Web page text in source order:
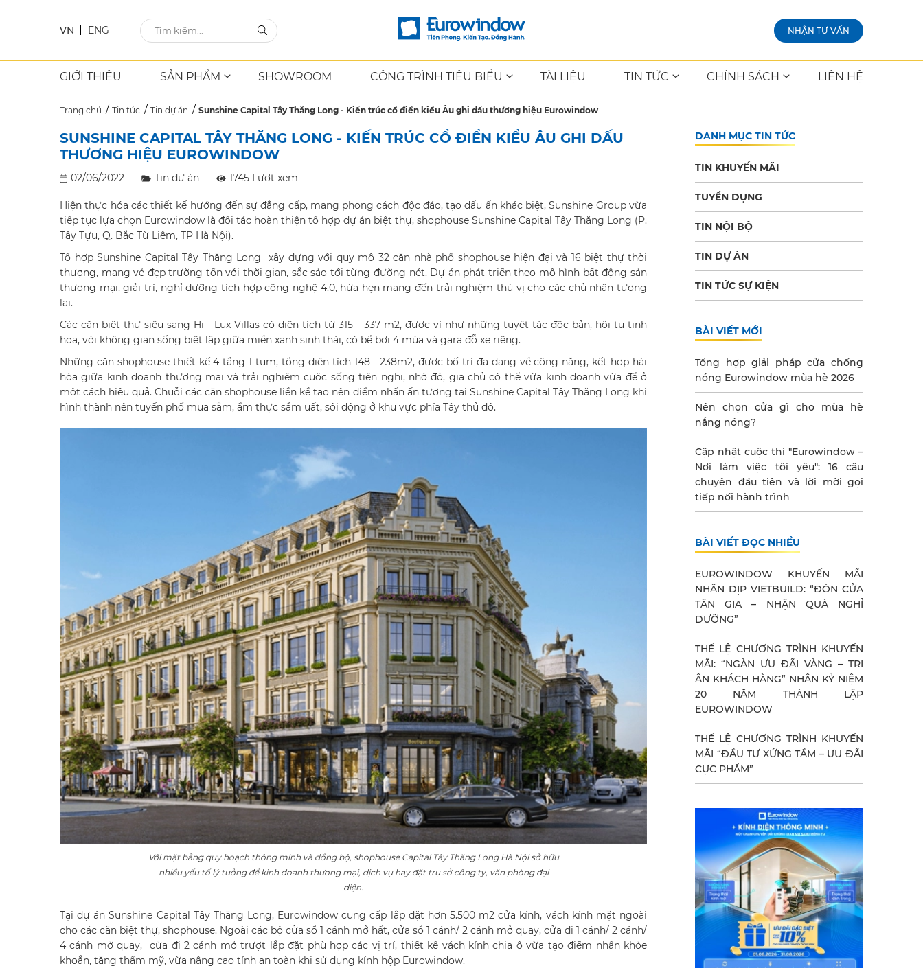
VN ENG NHẬN TƯ VẤN
GIỚI THIỆU SẢN PHẨM SHOWROOM CÔNG TRÌNH TIÊU BIỂU TÀI LIỆU TIN TỨC CHÍNH SÁCH LIÊN HỆ
Trang chủ Tin tức Tin dự án Sunshine Capital Tây Thăng Long - Kiến trúc cổ điển kiểu Âu ghi dấu thương hiệu Eurowindow
SUNSHINE CAPITAL TÂY THĂNG LONG - KIẾN TRÚC CỔ ĐIỂN KIỂU ÂU GHI DẤU
THƯƠNG HIỆU EUROWINDOW
02/06/2022 Tin dự án 1745 Lượt xem
Hiện thực hóa các thiết kế hướng đến sự đẳng cấp, mang phong cách độc đáo, tạo dấu ấn khác biệt, Sunshine Group vừa
tiếp tục lựa chọn Eurowindow là đối tác hoàn thiện tổ hợp dự án biệt thự, shophouse Sunshine Capital Tây Thăng Long (P.
Tây Tựu, Q. Bắc Từ Liêm, TP Hà Nội).
Tổ hợp Sunshine Capital Tây Thăng Long xây dựng với quy mô 32 căn nhà phố shophouse hiện đại và 16 biệt thự thời
thượng, mang vẻ đẹp trường tồn với thời gian, sắc sảo tới từng đường nét. Dự án phát triển theo mô hình bất động sản
thương mại, giải trí, nghỉ dưỡng tích hợp công nghệ 4.0, hứa hẹn mang đến trải nghiệm thú vị cho các chủ nhân tương
lai.
Các căn biệt thự siêu sang Hi - Lux Villas có diện tích từ 315 – 337 m2, được ví như những tuyệt tác độc bản, hội tụ tinh
hoa, với không gian sống biệt lập giữa miền xanh sinh thái, có bể bơi 4 mùa và gara đỗ xe riêng.
Những căn shophouse thiết kế 4 tầng 1 tum, tổng diện tích 148 - 238m2, được bố trí đa dạng về công năng, kết hợp hài
hòa giữa kinh doanh thương mại và trải nghiệm cuộc sống tiện nghi, nhờ đó, gia chủ có thể vừa kinh doanh vừa để ở
một cách hiệu quả. Chuỗi các căn shophouse liền kề tạo nên điểm nhấn ấn tượng tại Sunshine Capital Tây Thăng Long khi
hình thành nên tuyến phố mua sắm, ẩm thực sầm uất, sôi động ở khu vực phía Tây thủ đô.
Với mặt bằng quy hoạch thông minh và đồng bộ, shophouse Capital Tây Thăng Long Hà Nội sở hữu
nhiều yếu tố lý tưởng để kinh doanh thương mại, dịch vụ hay đặt trụ sở công ty, văn phòng đại
diện.
Tại dự án Sunshine Capital Tây Thăng Long, Eurowindow cung cấp lắp đặt hơn 5.500 m2 cửa kính, vách kính mặt ngoài
cho các căn biệt thự, shophouse. Ngoài các bộ cửa sổ 1 cánh mở hất, cửa sổ 1 cánh/ 2 cánh mở quay, cửa đi 1 cánh/ 2 cánh/
4 cánh mở quay, cửa đi 2 cánh mở trượt lắp đặt phù hợp các vị trí, thiết kế vách kính chia ô vừa tạo điểm nhấn khỏe
khoắn, tăng thẩm mỹ, vừa nâng cao tính an toàn khi sử dụng kính hộp Eurowindow.
DANH MỤC TIN TỨC
TIN KHUYẾN MÃI
TUYỂN DỤNG
TIN NỘI BỘ
TIN DỰ ÁN
TIN TỨC SỰ KIỆN
BÀI VIẾT MỚI
Tổng hợp giải pháp cửa chống
nóng Eurowindow mùa hè 2026
Nên chọn cửa gì cho mùa hè
nắng nóng?
Cập nhật cuộc thi "Eurowindow –
Nơi làm việc tôi yêu": 16 câu
chuyện đầu tiên và lời mời gọi
tiếp nối hành trình
BÀI VIẾT ĐỌC NHIỀU
EUROWINDOW KHUYẾN MÃI
NHÂN DỊP VIETBUILD: “ĐÓN CỬA
TÂN GIA – NHẬN QUÀ NGHỈ
DƯỠNG”
THỂ LỆ CHƯƠNG TRÌNH KHUYẾN
MÃI: “NGÀN ƯU ĐÃI VÀNG – TRI
ÂN KHÁCH HÀNG” NHÂN KỶ NIỆM
20 NĂM THÀNH LẬP
EUROWINDOW
THỂ LỆ CHƯƠNG TRÌNH KHUYẾN
MÃI “ĐẦU TƯ XỨNG TẦM – ƯU ĐÃI
CỰC PHẨM”